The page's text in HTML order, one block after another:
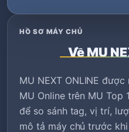
HỒ SƠ MÁY CHỦ
Về MU
MU NEXT ONLINE
MU Online trên MU Top
để so sánh tag, vị trí,
mô tả máy chủ trước